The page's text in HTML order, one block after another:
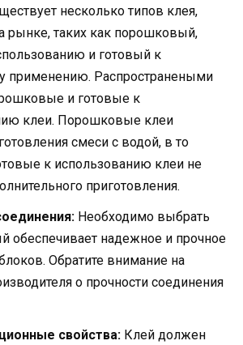
несколько типов клея,
рынке, таких как порошковый,
и готовый к
применению. Распространеными
и готовые к
клеи. Порошковые клеи
смеси с водой, в то
к использованию клеи не
приготовления.
Необходимо выбрать
обеспечивает надежное и прочное
Обратите внимание на
о прочности соединения
свойства: Клей должен